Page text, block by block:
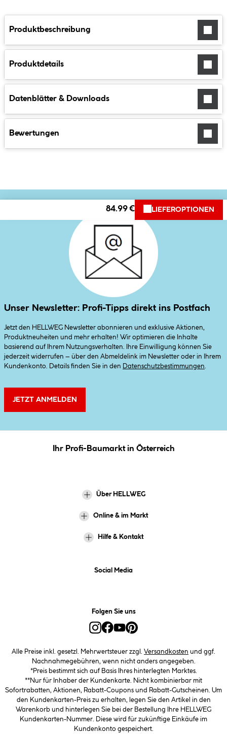
Produktbeschreibung
Produktdetails
Datenblätter & Downloads
Bewertungen
84.99 € LIEFEROPTIONEN
Unser Newsletter: Profi-Tipps direkt ins Postfach
Jetzt den HELLWEG Newsletter abonnieren und exklusive Aktionen,
Produktneuheiten und mehr erhalten! Wir optimieren die Inhalte
basierend auf Ihrem Nutzungsverhalten. Ihre Einwilligung können Sie
jederzeit widerrufen – über den Abmeldelink im Newsletter oder in Ihrem
Kundenkonto. Details finden Sie in den
Datenschutzbestimmungen
JETZT ANMELDEN
Ihr Profi-Baumarkt in Österreich
Über HELLWEG
Online & im Markt
Hilfe & Kontakt
Social Media
Folgen Sie uns
Alle Preise inkl. gesetzl. Mehrwertsteuer zzgl. Versandkosten und ggf.
Nachnahmegebühren, wenn nicht anders angegeben.
*Preis bestimmt sich auf Basis Ihres hinterlegten Marktes.
**Nur für Inhaber der Kundenkarte. Nicht kombinierbar mit
Sofortrabatten, Aktionen, Rabatt-Coupons und Rabatt-Gutscheinen. Um
den Kundenkarten-Preis zu erhalten, legen Sie den Artikel in den
Warenkorb und hinterlegen Sie bei der Bestellung Ihre HELLWEG
Kundenkarten-Nummer. Diese wird für zukünftige Einkäufe im
Kundenkonto gespeichert.